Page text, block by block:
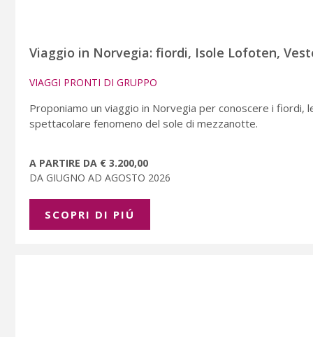
Viaggio in Norvegia: fiordi, Isole Lofoten,
VIAGGI PRONTI DI GRUPPO
Proponiamo un viaggio in Norvegia per conoscere i
spettacolare fenomeno del sole di mezzanotte.
A PARTIRE DA € 3.200,00
DA GIUGNO AD AGOSTO 2026
SCOPRI DI PIÚ